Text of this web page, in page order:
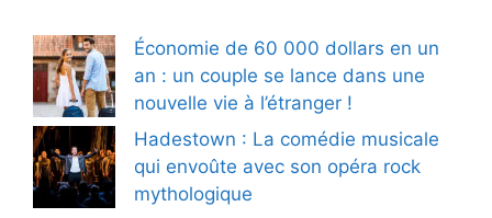
Économie de 60 000 dollars en un
an : un couple se lance dans une
nouvelle vie à l’étranger !
Hadestown : La comédie musicale
qui envoûte avec son opéra rock
mythologique